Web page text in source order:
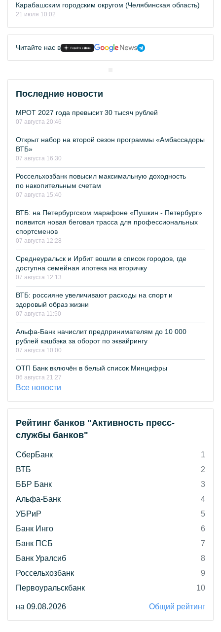
Карабашским городским округом (Челябинская область)
21 июля 10:02
Читайте нас в
Последние новости
МРОТ 2027 года превысит 30 тысяч рублей
07 августа 20:46
Открыт набор на второй сезон программы «Амбассадоры
ВТБ»
07 августа 16:30
Россельхозбанк повысил максимальную доходность
по накопительным счетам
07 августа 15:40
ВТБ: на Петербургском марафоне «Пушкин - Петербург»
появится новая беговая трасса для профессиональных
спортсменов
07 августа 12:28
Среднеуральск и Ирбит вошли в список городов, где
доступна семейная ипотека на вторичку
07 августа 12:13
ВТБ: россияне увеличивают расходы на спорт и
здоровый образ жизни
07 августа 11:50
Альфа-Банк начислит предпринимателям до 10 000
рублей кэшбэка за оборот по эквайрингу
07 августа 10:00
ОТП Банк включён в белый список Минцифры
06 августа 21:27
Все новости
Рейтинг банков "Активность пресс-
службы банков"
СберБанк
1
ВТБ
2
ББР Банк
3
Альфа-Банк
4
УБРиР
5
Банк Инго
6
Банк ПСБ
7
Банк Уралсиб
8
Россельхозбанк
9
Первоуральскбанк
10
на 09.08.2026 Общий рейтинг